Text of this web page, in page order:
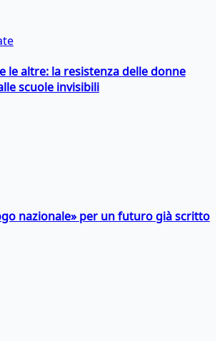
le altre: la resistenza delle donne
scuole invisibili
nazionale» per un futuro già scritto